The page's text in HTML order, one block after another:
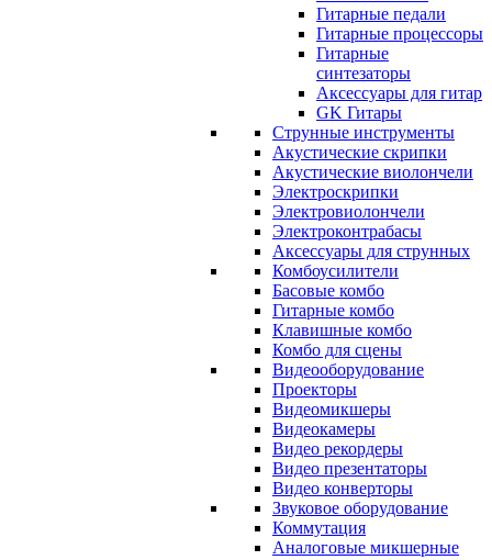
Гитарные педали
Гитарные процессоры
Гитарные
синтезаторы
Аксессуары для гитар
GK Гитары
Струнные инструменты
Акустические скрипки
Акустические виолончели
Электроскрипки
Электровиолончели
Электроконтрабасы
Аксессуары для струнных
Комбоусилители
Басовые комбо
Гитарные комбо
Клавишные комбо
Комбо для сцены
Видеооборудование
Проекторы
Видеомикшеры
Видеокамеры
Видео рекордеры
Видео презентаторы
Видео конверторы
Звуковое оборудование
Коммутация
Аналоговые микшерные